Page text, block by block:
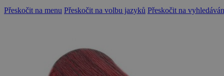
Přeskočit na menu Přeskočit na volbu jazyků Přeskočit na